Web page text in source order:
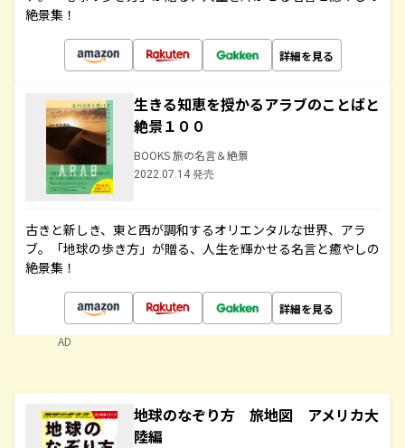
絶景集！
詳細を見る
生きる知恵を授かるアラブのことばと
絶景１００
BOOKS 旅の名言＆絶景
2022.07.14 発売
古きと新しき、東と西が調和するオリエンタルな世界、アラ
ブ。「地球の歩き方」が贈る、人生を輝かせる名言と癒やしの
絶景集！
詳細を見る
AD
地球のなぞり方 旅地図 アメリカ大
陸編